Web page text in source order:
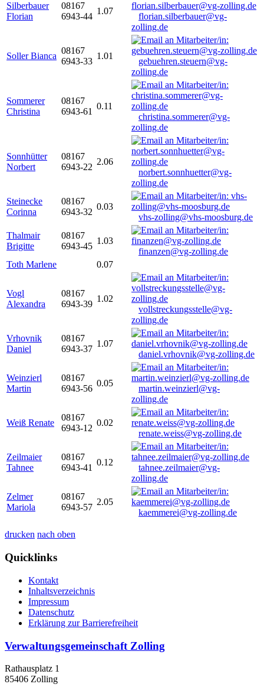
Silberbauer
Florian
08167
6943-44
1.07
florian.silberbauer@vg-
zolling.de
Soller Bianca
08167
6943-33
1.01
gebuehren.steuern@vg-
zolling.de
Sommerer
Christina
08167
6943-61
0.11
christina.sommerer@vg-
zolling.de
Sonnhütter
Norbert
08167
6943-22
2.06
norbert.sonnhuetter@vg-
zolling.de
Steinecke
Corinna
08167
6943-32
0.03
vhs-zolling@vhs-moosburg.de
Thalmair
Brigitte
08167
6943-45
1.03
finanzen@vg-zolling.de
Toth Marlene
0.07
Vogl
Alexandra
08167
6943-39
1.02
vollstreckungsstelle@vg-
zolling.de
Vrhovnik
Daniel
08167
6943-37
1.07
daniel.vrhovnik@vg-zolling.de
Weinzierl
Martin
08167
6943-56
0.05
martin.weinzierl@vg-
zolling.de
Weiß Renate
08167
6943-12
0.02
renate.weiss@vg-zolling.de
Zeilmaier
Tahnee
08167
6943-41
0.12
tahnee.zeilmaier@vg-
zolling.de
Zelmer
Mariola
08167
6943-57
2.05
kaemmerei@vg-zolling.de
drucken nach oben
Quicklinks
Kontakt
Inhaltsverzeichnis
Impressum
Datenschutz
Erklärung zur Barrierefreiheit
Verwaltungsgemeinschaft Zolling
Rathausplatz 1
85406 Zolling